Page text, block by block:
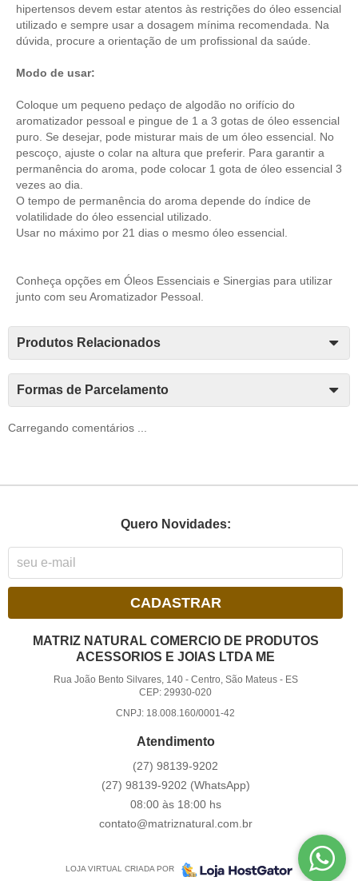
hipertensos devem estar atentos às restrições do óleo essencial
utilizado e sempre usar a dosagem mínima recomendada. Na
dúvida, procure a orientação de um profissional da saúde
Modo de usar:
Coloque um pequeno pedaço de algodão no orifício do
aromatizador pessoal e pingue de 1 a 3 gotas de óleo essencial
puro. Se desejar, pode misturar mais de um óleo essencial. No
pescoço, ajuste o colar na altura que preferir. Para garantir a
permanência do aroma, pode colocar 1 gota de óleo essencial 3
vezes ao dia.
O tempo de permanência do aroma depende do índice de
volatilidade do óleo essencial utilizado.
Usar no máximo por 21 dias o mesmo óleo essencial.
Conheça opções em Óleos Essenciais e Sinergias para utilizar
junto com seu Aromatizador Pessoal.
Produtos Relacionados
Formas de Parcelamento
Carregando comentários ...
Quero Novidades:
CADASTRAR
MATRIZ NATURAL COMERCIO DE PRODUTOS
ACESSORIOS E JOIAS LTDA ME
Rua João Bento Silvares, 140- Centro, São Mateus- ES
CEP: 29930-020
CNPJ: 18.008.160/0001-42
Atendimento
(27) 98139-9202
(27) 98139-9202 (WhatsApp)
08:00 às 18:00 hs
contato@matriznatural.com.br
LOJA VIRTUAL CRIADA POR